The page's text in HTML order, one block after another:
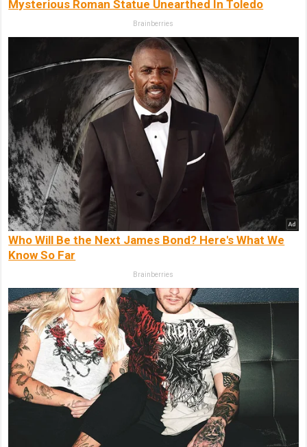
Mysterious Roman Statue Unearthed In Toledo
Brainberries
Who Will Be the Next James Bond? Here's What We
Know So Far
Brainberries